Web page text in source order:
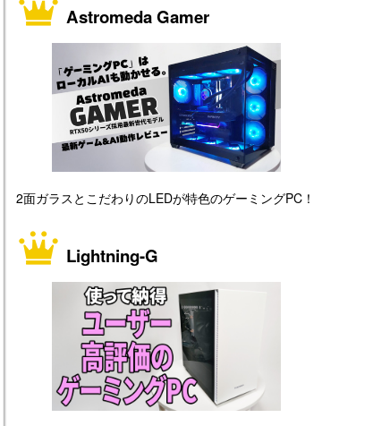
Astromeda Gamer
2面ガラスとこだわりのLEDが特色のゲーミングPC！
Lightning-G